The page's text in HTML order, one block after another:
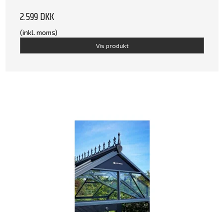
2.599 DKK
(inkl. moms)
Vis produkt